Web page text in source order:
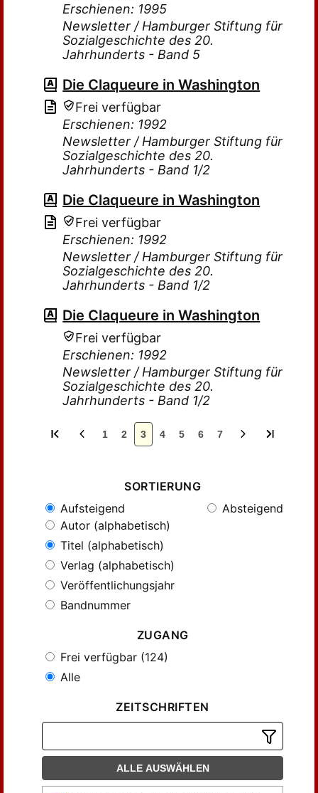
Erschienen: 1995
Newsletter / Hamburger Stiftung für
Sozialgeschichte des 20.
Jahrhunderts - Band 5
Die Claqueure in Washington
Frei verfügbar
Erschienen: 1992
Newsletter / Hamburger Stiftung für
Sozialgeschichte des 20.
Jahrhunderts - Band 1/2
Die Claqueure in Washington
Frei verfügbar
Erschienen: 1992
Newsletter / Hamburger Stiftung für
Sozialgeschichte des 20.
Jahrhunderts - Band 1/2
Die Claqueure in Washington
Frei verfügbar
Erschienen: 1992
Newsletter / Hamburger Stiftung für
Sozialgeschichte des 20.
Jahrhunderts - Band 1/2
1 2 3 4 5 6 7
SORTIERUNG
Aufsteigend
Absteigend
Autor (alphabetisch)
Titel (alphabetisch)
Verlag (alphabetisch)
Veröffentlichungsjahr
Bandnummer
ZUGANG
Frei verfügbar (124)
Alle
ZEITSCHRIFTEN
ALLE AUSWÄHLEN